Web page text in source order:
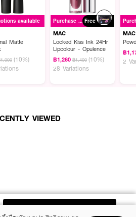
รากฏการณ์ "ขั้นกว่า" ของลิปสติกเนื้อครีม
บายมากขึ้น และติดทนมากขึ้น
ด้วยสูตรที่ดียิ่งขึ้น สีชัดมากขึ้น สบายมากขึ้น
ครั้งเดียว เนื้อเนียนนุ่มลื่น เบาสบาย พร้อม
มะพร้าว เชียร์บัตเตอร์ และโคโค่บัตเตอร์
ก๋และหรูหรามากขึ้น
งเดียว
available
Matte
(10%)
Purchase ฿1500+ Free
MAC
Locked Kiss Ink 24Hr
Lipcolour - Opulence
฿1,260 ฿1,400 (10%)
28 Variations
MAC
฿
2
VIEWED